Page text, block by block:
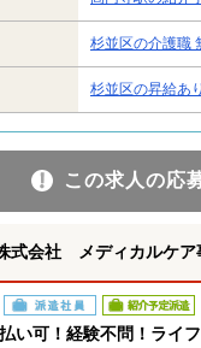
杉並区の介護職
杉並区の昇給あ
この求人の応
式会社 メディカルケア
派遣社員 紹介予定派遣
い可！経験不問！ライ